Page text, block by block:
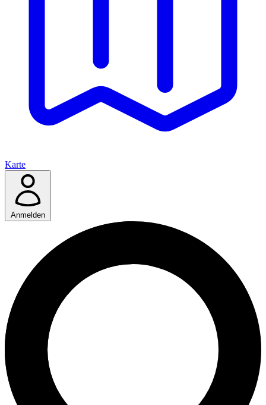
Karte
Anmelden